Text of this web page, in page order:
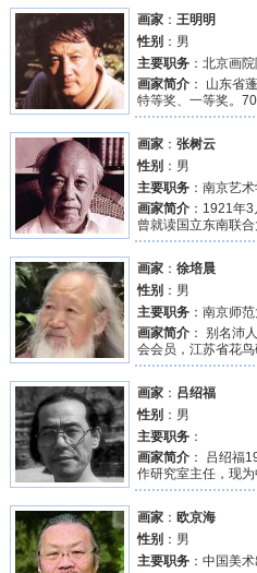
画家 ：王明明
性别 ：男
主要职务 ：北京画
画家简介 ： 山东省
特等奖、一等奖。
画家 ：张树云
性别 ：男
主要职务 ：南京艺
画家简介 ：1921年
曾就读国立东南联
画家 ：徐培晨
性别 ：男
主要职务 ：南京师
画家简介 ： 别名沛
会会员，江苏省花
画家 ： 吕绍福
性别 ：男
主要职务 ：
画家简介 ： 吕绍福
作研究室主任，现
画家 ： 欧京海
性别 ：男
主要职务 ：中国美